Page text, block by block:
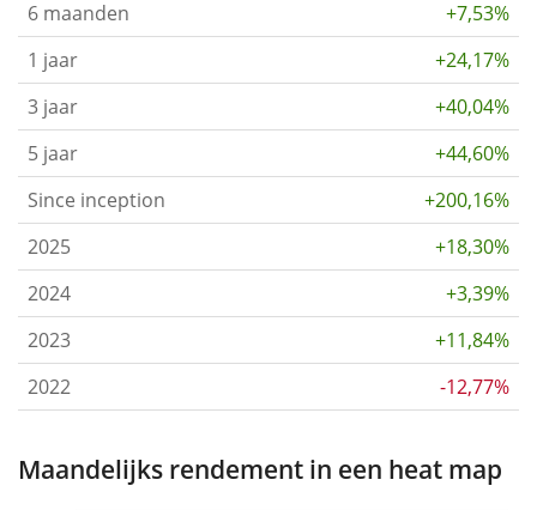
6 maanden
+7,53%
1 jaar
+24,17%
3 jaar
+40,04%
5 jaar
+44,60%
Since inception
+200,16%
2025
+18,30%
2024
+3,39%
2023
+11,84%
2022
-12,77%
Maandelijks rendement in een heat map